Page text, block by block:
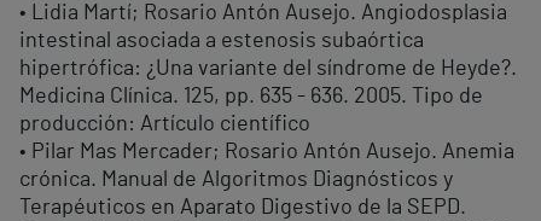
• Lidia Martí; Rosario Antón Ausejo. Angiodosplasia
intestinal asociada a estenosis subaórtica
hipertrófica: ¿Una variante del síndrome de Heyde?.
Medicina Clínica. 125, pp. 635 - 636. 2005. Tipo de
producción: Artículo científico
• Pilar Mas Mercader; Rosario Antón Ausejo. Anemia
crónica. Manual de Algoritmos Diagnósticos y
Terapéuticos en Aparato Digestivo de la SEPD.